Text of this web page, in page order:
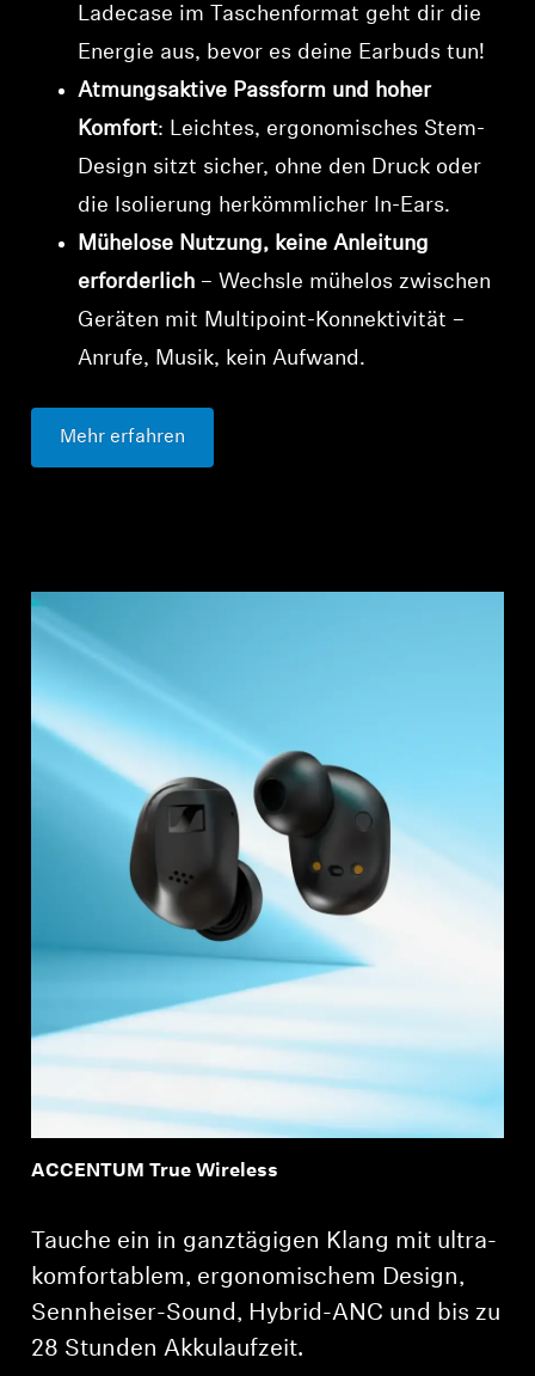
Ladecase im Taschenformat geht dir die
Energie aus, bevor es deine Earbuds tun!
Atmungsaktive Passform und hoher
Komfort: Leichtes, ergonomisches Stem-
Design sitzt sicher, ohne den Druck oder
die Isolierung herkömmlicher In-Ears.
Mühelose Nutzung, keine Anleitung
erforderlich – Wechsle mühelos zwischen
Geräten mit Multipoint-Konnektivität –
Anrufe, Musik, kein Aufwand.
Mehr erfahren
ACCENTUM True Wireless
Tauche ein in ganztägigen Klang mit ultra-
komfortablem, ergonomischem Design,
Sennheiser-Sound, Hybrid-ANC und bis zu
28 Stunden Akkulaufzeit.